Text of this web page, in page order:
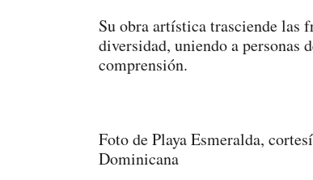
Su obra artística trasciende las
diversidad, uniendo a personas
comprensión.
Foto de Playa Esmeralda,
Dominicana